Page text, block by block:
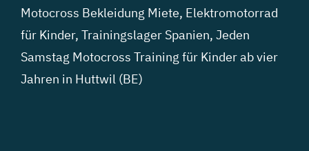
Motocross Bekleidung Miete, Elektromotorrad
für Kinder, Trainingslager Spanien, Jeden
Samstag Motocross Training für Kinder ab vier
Jahren in Huttwil (BE)